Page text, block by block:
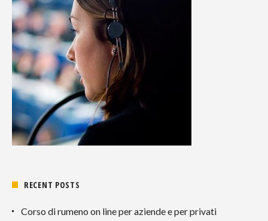
RECENT POSTS
Corso di rumeno on line per aziende e per privati